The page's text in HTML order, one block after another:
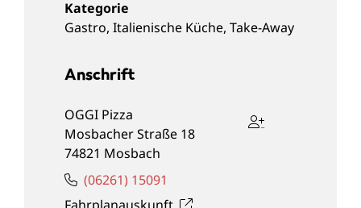
Gastro, Italienische Küche, Take-Away
Anschrift
OGGI Pizza
Mosbacher Straße 18
74821 Mosbach
(06261) 15091